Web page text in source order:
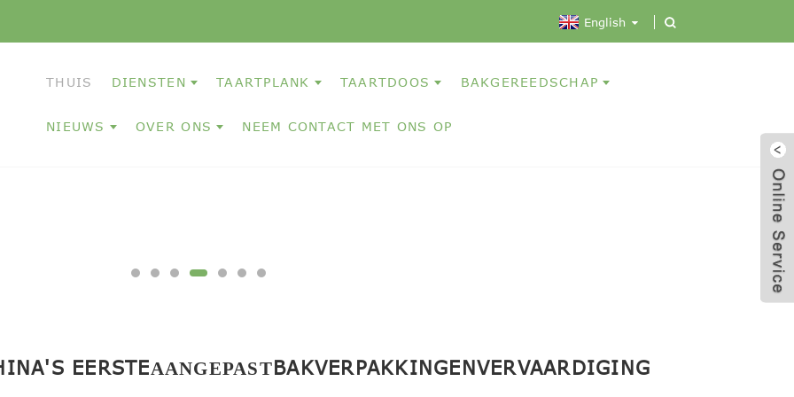
English
THUIS DIENSTEN TAARTPLANK TAARTDOOS BAKGEREEDSCHAP
NIEUWS OVER ONS NEEM CONTACT MET ONS OP
EERSTEAANGEPASTBAKVERPAKKINGENVERVAARDIGING